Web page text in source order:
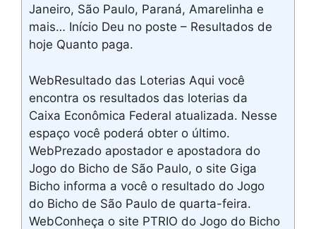
Janeiro, São Paulo, Paraná, Amarelinha e
mais… Início Deu no poste – Resultados de
hoje Quanto paga.
WebResultado das Loterias Aqui você
encontra os resultados das loterias da
Caixa Econômica Federal atualizada. Nesse
espaço você poderá obter o último.
WebPrezado apostador e apostadora do
Jogo do Bicho de São Paulo, o site Giga
Bicho informa a você o resultado do Jogo
do Bicho de São Paulo de quarta-feira.
WebConheça o site PTRIO do Jogo do Bicho